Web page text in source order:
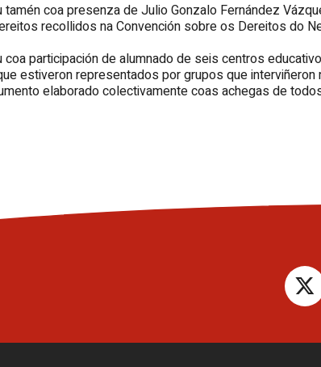
tamén coa presenza de Julio Gonzalo Fernández
recollidos na Convención sobre os Dereitos do
participación de alumnado de seis centros
estiveron representados por grupos que
elaborado colectivamente coas achegas de